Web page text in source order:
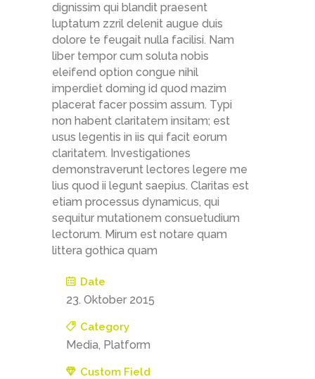
dignissim qui blandit praesent
luptatum zzril delenit augue duis
dolore te feugait nulla facilisi. Nam
liber tempor cum soluta nobis
eleifend option congue nihil
imperdiet doming id quod mazim
placerat facer possim assum. Typi
non habent claritatem insitam; est
usus legentis in iis qui facit eorum
claritatem. Investigationes
demonstraverunt lectores legere me
lius quod ii legunt saepius. Claritas est
etiam processus dynamicus, qui
sequitur mutationem consuetudium
lectorum. Mirum est notare quam
littera gothica quam
Date
23. Oktober 2015
Category
Media, Platform
Custom Field